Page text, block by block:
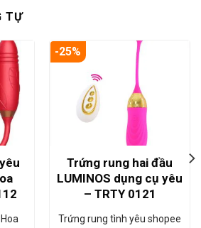
TỰ
-25%
Trứng rung hai đầu
LUMINOS dụng cụ yêu
– TRTY 0121
Trứng rung tình yêu shopee